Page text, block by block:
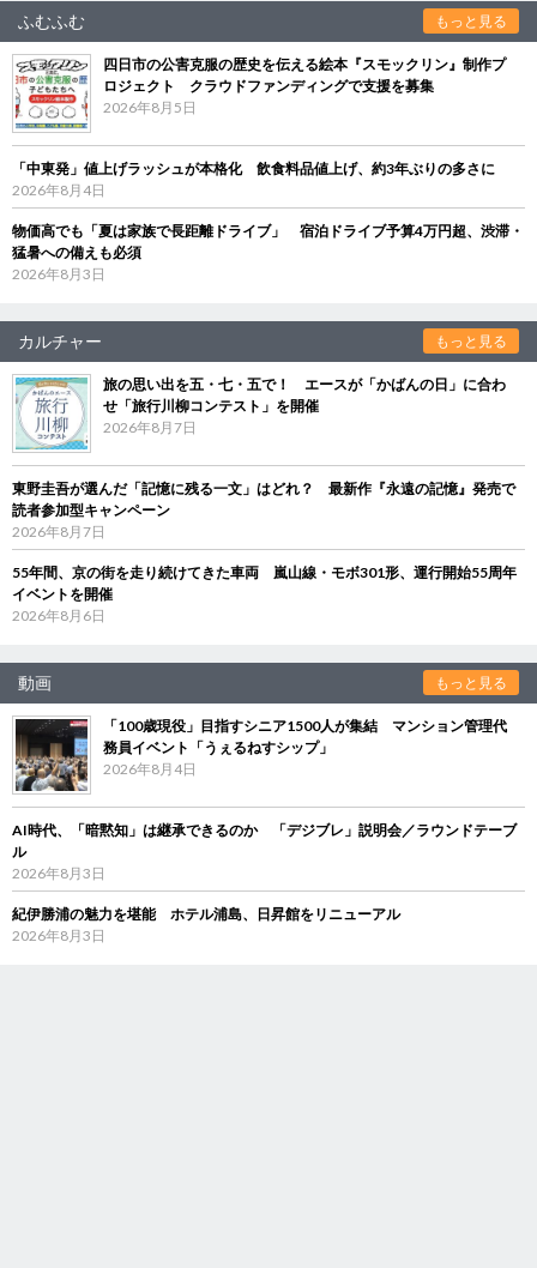
ふむふむ もっと見る
四日市の公害克服の歴史を伝える絵本『スモックリン』制作プ
ロジェクト クラウドファンディングで支援を募集
2026年8月5日
「中東発」値上げラッシュが本格化 飲食料品値上げ、約3年ぶりの多さに
2026年8月4日
物価高でも「夏は家族で長距離ドライブ」 宿泊ドライブ予算4万円超、渋滞・
猛暑への備えも必須
2026年8月3日
カルチャー もっと見る
旅の思い出を五・七・五で！ エースが「かばんの日」に合わ
せ「旅行川柳コンテスト」を開催
2026年8月7日
東野圭吾が選んだ「記憶に残る一文」はどれ？ 最新作『永遠の記憶』発売で
読者参加型キャンペーン
2026年8月7日
55年間、京の街を走り続けてきた車両 嵐山線・モボ301形、運行開始55周年
イベントを開催
2026年8月6日
動画 もっと見る
「100歳現役」目指すシニア1500人が集結 マンション管理代
務員イベント「うぇるねすシップ」
2026年8月4日
AI時代、「暗黙知」は継承できるのか 「デジブレ」説明会／ラウンドテーブ
ル
2026年8月3日
紀伊勝浦の魅力を堪能 ホテル浦島、日昇館をリニューアル
2026年8月3日